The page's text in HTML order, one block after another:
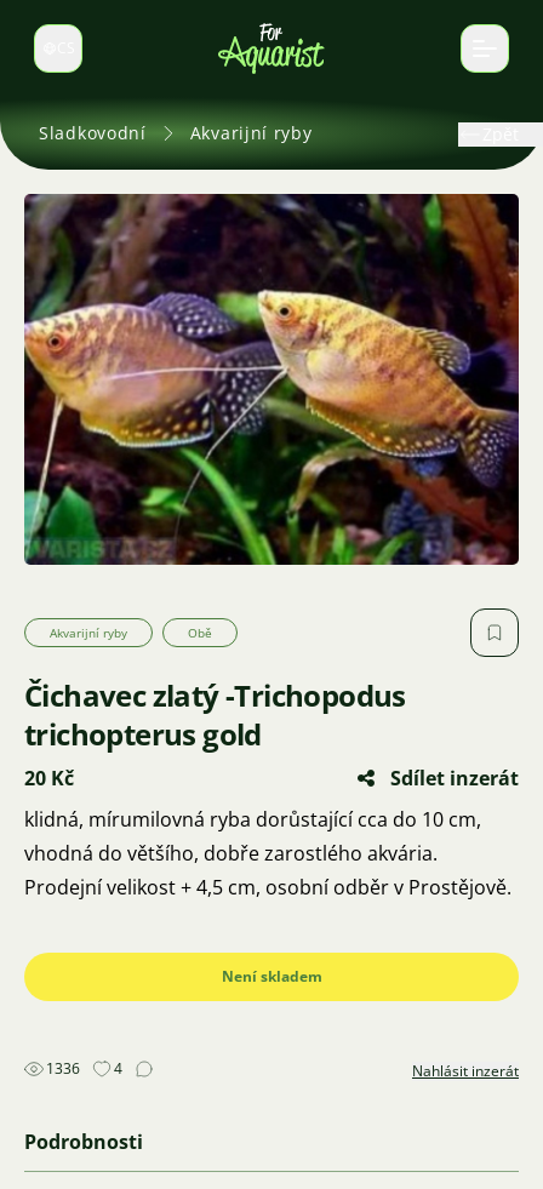
Select language
Sladkovodní Akvarijní ryby
Akvarijní ryby Obě
Čichavec zlatý -Trichopodus
trichopterus gold
20 Kč
Sdílet inzerát
klidná, mírumilovná ryba dorůstající cca do 10 cm,
vhodná do většího, dobře zarostlého akvária.
Prodejní velikost + 4,5 cm, osobní odběr v Prostějově.
Není skladem
1336 4 Nahlásit inzerát
Podrobnosti